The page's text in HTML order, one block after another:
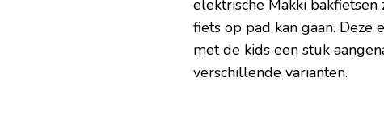
elektrische Makki
fiets op pad kan gaan.
met de kids een stuk
verschillende varianten.